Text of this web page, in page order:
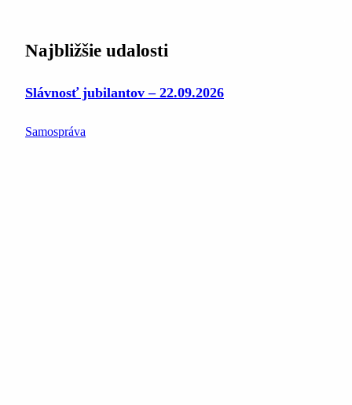
Najbližšie udalosti
Slávnosť jubilantov – 22.09.2026
Samospráva